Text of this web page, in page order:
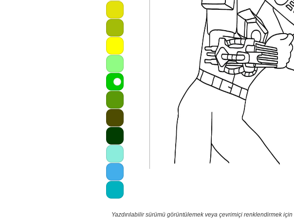
Yazdırılabilir sürümü görüntülemek veya çevrimiçi renklendirmek için